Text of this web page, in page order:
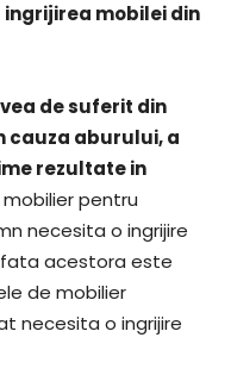
ingrijirea mobilei din
de suferit din
cauza aburului, a
rezultate in
pentru
necesita o ingrijire
acestora este
de mobilier
necesita o ingrijire